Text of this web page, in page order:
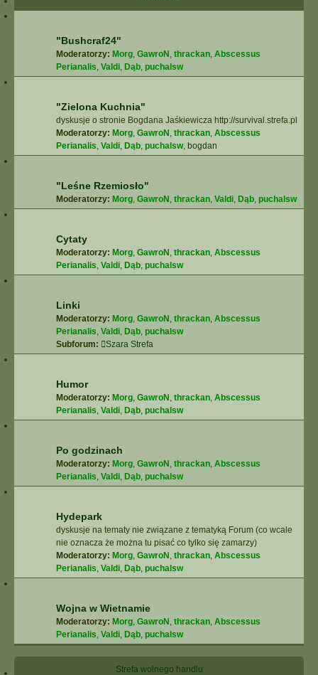
"Bushcraf24"
Moderatorzy: Morg, GawroN , thrackan, Abscessus
Perianalis, Valdi, Dąb, puchalsw
"Zielona Kuchnia"
dyskusje o stronie Bogdana Jaśkiewicza http://survival.strefa.pl
Moderatorzy: Morg, GawroN , thrackan, Abscessus
Perianalis, Valdi, Dąb, puchalsw, bogdan
"Leśne Rzemiosło"
Moderatorzy: Morg, GawroN , thrackan, Valdi, Dąb, puchalsw
Cytaty
Moderatorzy: Morg, GawroN , thrackan, Abscessus
Perianalis, Valdi, Dąb, puchalsw
Linki
Moderatorzy: Morg, GawroN , thrackan, Abscessus
Perianalis, Valdi, Dąb, puchalsw
Subforum:
Szara Strefa
Humor
Moderatorzy: Morg, GawroN , thrackan, Abscessus
Perianalis, Valdi, Dąb, puchalsw
Po godzinach
Moderatorzy: Morg, GawroN , thrackan, Abscessus
Perianalis, Valdi, Dąb, puchalsw
Hydepark
dyskusje na tematy nie związane z tematyką Forum (co wcale
nie oznacza że można tu pisać co tylko się zamarzy)
Moderatorzy: Morg, GawroN , thrackan, Abscessus
Perianalis, Valdi, Dąb, puchalsw
Wojna w Wietnamie
Moderatorzy: Morg, GawroN , thrackan, Abscessus
Perianalis, Valdi, Dąb, puchalsw
Strefa wolnego handlu